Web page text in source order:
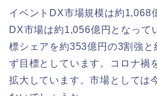
イベントDX市場規模は約1,068
DX市場は約1,056億円となって
標シェアを約353億円の3割強と
ず目標としています。コロナ禍
拡大しています。市場としては